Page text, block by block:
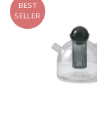
BEST
SELLER